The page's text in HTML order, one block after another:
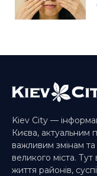
Kiev City —
Києва, актуальним
важливим змінам
великого міста.
життя районів,